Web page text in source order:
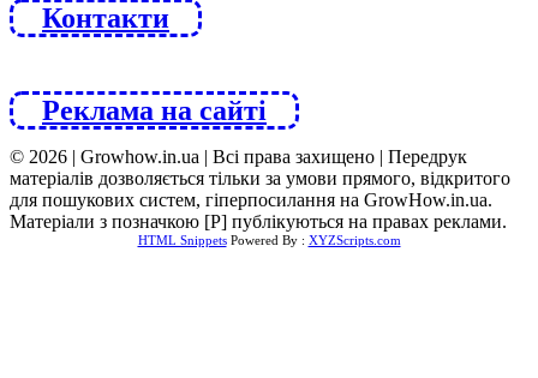
Контакти
Реклама на сайті
© 2026 | Growhow.in.ua | Всі права захищено | Передрук
матеріалів дозволяється тільки за умови прямого, відкритого
для пошукових систем, гіперпосилання на GrowHow.in.ua.
Матеріали з позначкою [Р] публікуються на правах реклами.
HTML SnippetsPowered By : XYZScripts.com